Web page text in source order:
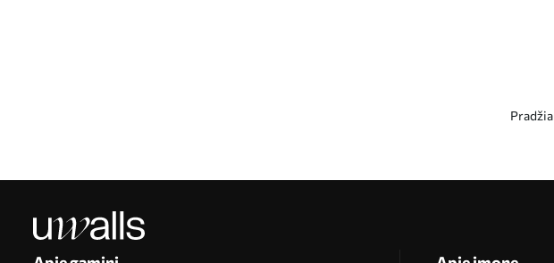
Pradžia